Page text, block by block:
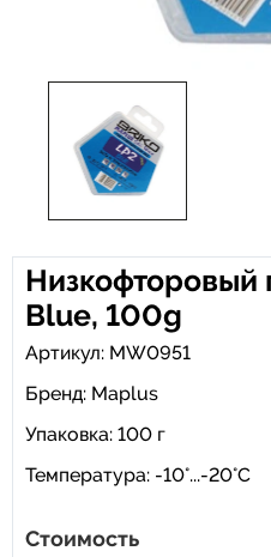
Низкофторовый
Blue, 100g
Артикул: MW0951
Бренд: Maplus
Упаковка: 100 г
Температура: -10°...-20°С
Стоимость